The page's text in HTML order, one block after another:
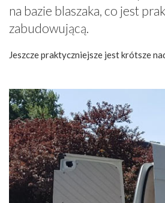
na bazie blaszaka, co jest
zabudowującą.
Jeszcze praktyczniejsze jest krótsze